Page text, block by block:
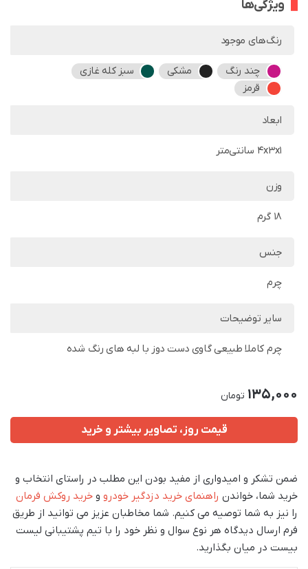
ویژگی‌ها
رنگ‌های موجود
چند رنگ مشکی
سبز کله غازی
قرمز
ابعاد
4x3x1 سانتی‌متر
وزن
18 گرم
جنس
چرم
سایر توضیحات
چرم کاملا طبیعی گاوی دست دوز با لبه های رنگ شده
135,000 تومان
قیمت روز، تصاویر بیشتر و خرید
ضمن تشکر و امیدواری از مفید بودن این مطلب در راستای انتخاب و
خرید شما، خواندن راهنمای خرید دزدگیر خودرو و خرید روکش فرمان
را نیز به شما توصیه می کنیم. شما مخاطبان عزیز می توانید از طریق
فرم ارسال دیدگاه هر نوع سوال و نظر خود را با تیم پشتیبانی لیست
بیست در میان بگذارید.